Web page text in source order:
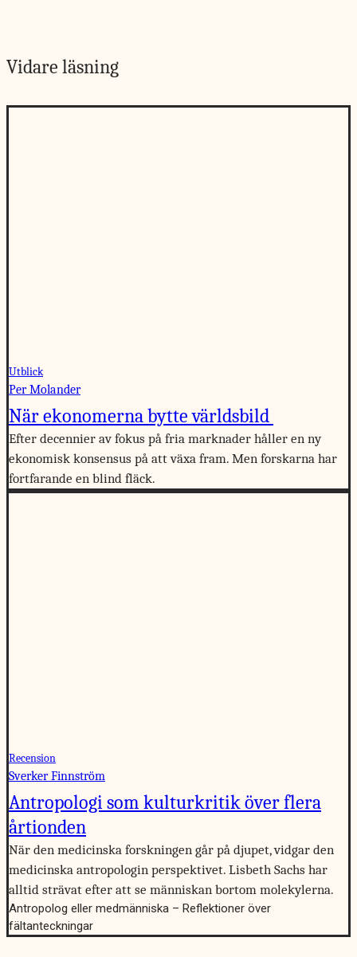
Vidare läsning
Utblick
Per Molander
När ekonomerna bytte världsbild
Efter decennier av fokus på fria marknader håller en ny
ekonomisk konsensus på att växa fram. Men forskarna har
fortfarande en blind fläck.
Recension
Sverker Finnström
Antropologi som kulturkritik över flera
årtionden
När den medicinska forskningen går på djupet, vidgar den
medicinska antropologin perspektivet. Lisbeth Sachs har
alltid strävat efter att se människan bortom molekylerna.
Antropolog eller medmänniska – Reflektioner över
fältanteckningar